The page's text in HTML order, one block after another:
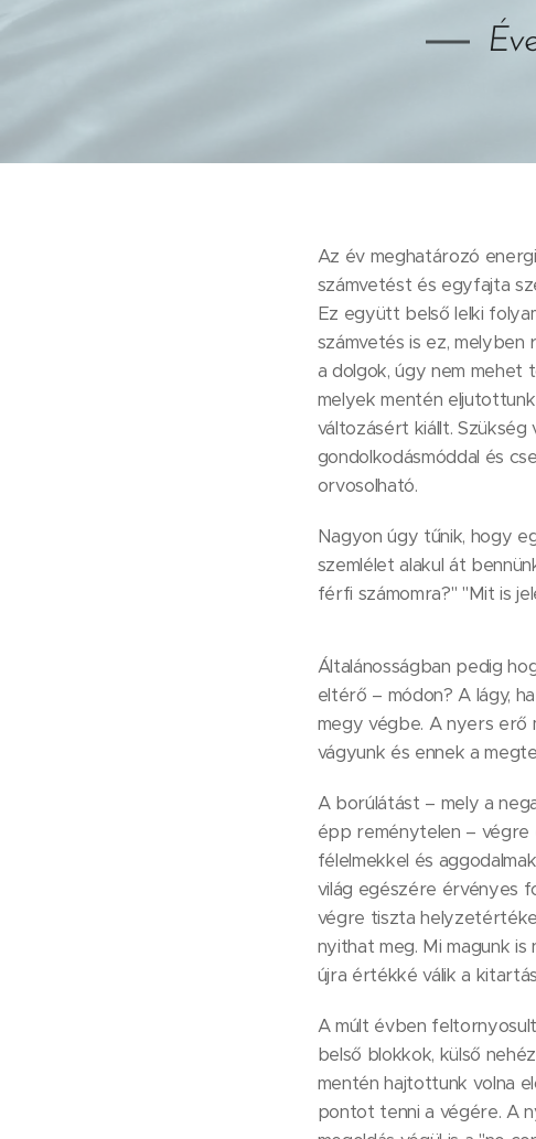
Az év meghatározó
számvetést és egyfajta
Ez együtt belső lelki
számvetés is ez,
a dolgok, úgy nem mehet
melyek mentén
változásért kiállt. Szükség
gondolkodásmóddal és
orvosolható.
Nagyon úgy tűnik, hogy
szemlélet alakul át
férfi számomra?" "Mit is
Általánosságban pedig
eltérő – módon? A lágy,
megy végbe. A nyers erő
vágyunk és ennek a
A borúlátást – mely a
épp reménytelen – végre
félelmekkel és
világ egészére érvényes
végre tiszta
nyithat meg. Mi magunk
újra értékké válik a
A múlt évben
belső blokkok, külső
mentén hajtottunk volna
pontot tenni a végére. A